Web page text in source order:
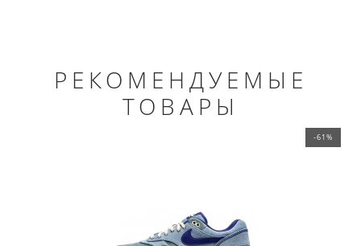
РЕКОМЕНДУЕМЫЕ
ТОВАРЫ
-61%